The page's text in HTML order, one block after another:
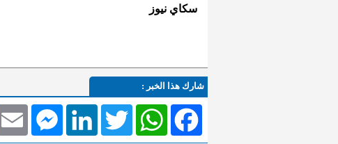
سكاي نيوز
شارك هذا الخبر :
EmailMessengerLinkedIn TwitterWhatsAppFacebook